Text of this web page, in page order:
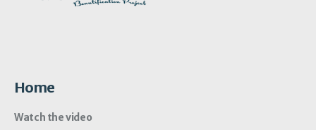
Home
Watch the video